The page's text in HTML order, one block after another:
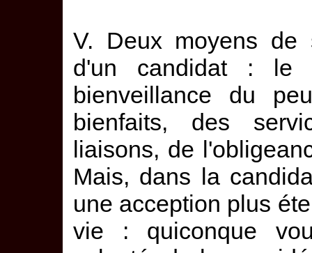
V. Deux moyens de
d'un candidat :
bienveillance du
bienfaits, des
liaisons, de
Mais, dans la
une acception plus
vie : quiconque